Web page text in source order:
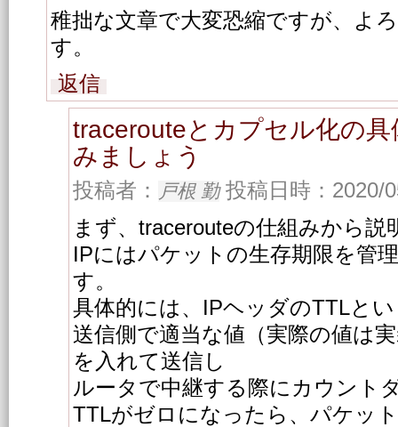
稚拙な文章で大変恐縮ですが、よ
す。
返信
tracerouteとカプセル化の
みましょう
投稿者： 戸根 勤投稿日時：2020/
まず、tracerouteの仕組みから説
IPにはパケットの生存期限を管
す。
具体的には、IPヘッダのTTLと
送信側で適当な値（実際の値は
を入れて送信し
ルータで中継する際にカウント
TTLがゼロになったら、パケッ